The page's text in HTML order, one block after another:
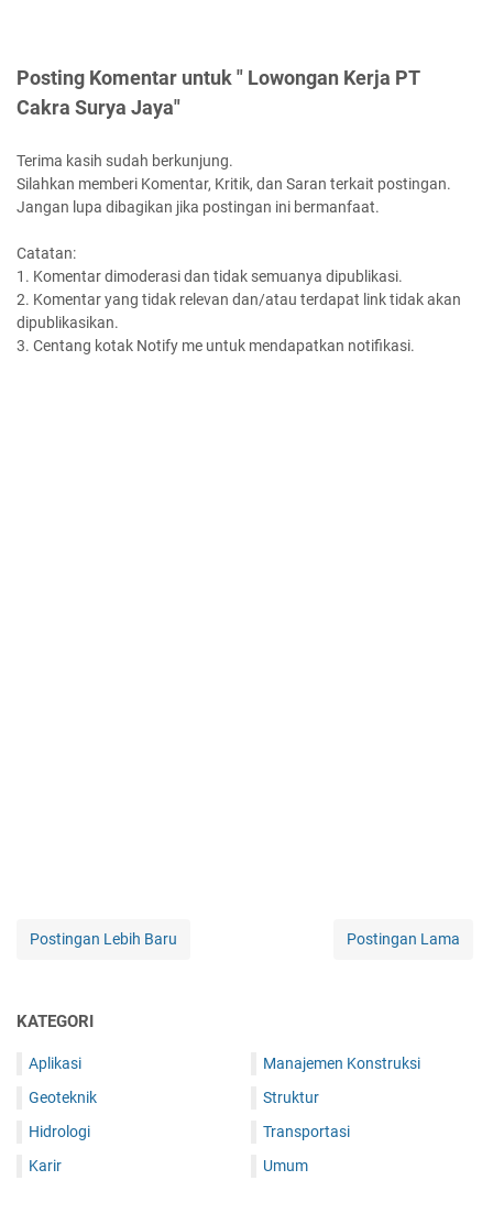
Posting Komentar untuk " Lowongan Kerja PT
Cakra Surya Jaya"
Terima kasih sudah berkunjung.
Silahkan memberi Komentar, Kritik, dan Saran terkait postingan.
Jangan lupa dibagikan jika postingan ini bermanfaat.
Catatan:
1. Komentar dimoderasi dan tidak semuanya dipublikasi.
2. Komentar yang tidak relevan dan/atau terdapat link tidak akan
dipublikasikan.
3. Centang kotak Notify me untuk mendapatkan notifikasi.
Postingan Lebih Baru Postingan Lama
KATEGORI
Aplikasi
Geoteknik
Hidrologi
Karir
Manajemen Konstruksi
Struktur
Transportasi
Umum